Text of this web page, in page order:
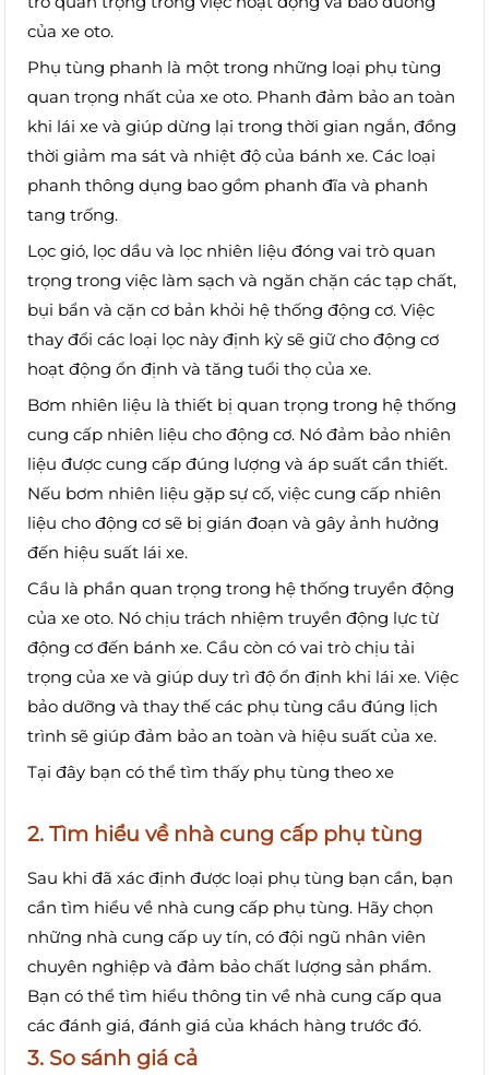
của xe oto.
Phụ tùng phanh là một trong những loại phụ tùng
quan trọng nhất của xe oto. Phanh đảm bảo an toàn
khi lái xe và giúp dừng lại trong thời gian ngắn, đồng
thời giảm ma sát và nhiệt độ của bánh xe. Các loại
phanh thông dụng bao gồm phanh đĩa và phanh
tang trống.
Lọc gió, lọc dầu và lọc nhiên liệu đóng vai trò quan
trọng trong việc làm sạch và ngăn chặn các tạp chất,
bụi bẩn và cặn cơ bản khỏi hệ thống động cơ. Việc
thay đổi các loại lọc này định kỳ sẽ giữ cho động cơ
hoạt động ổn định và tăng tuổi thọ của xe.
Bơm nhiên liệu là thiết bị quan trọng trong hệ thống
cung cấp nhiên liệu cho động cơ. Nó đảm bảo nhiên
liệu được cung cấp đúng lượng và áp suất cần thiết.
Nếu bơm nhiên liệu gặp sự cố, việc cung cấp nhiên
liệu cho động cơ sẽ bị gián đoạn và gây ảnh hưởng
đến hiệu suất lái xe.
Cầu là phần quan trọng trong hệ thống truyền động
của xe oto. Nó chịu trách nhiệm truyền động lực từ
động cơ đến bánh xe. Cầu còn có vai trò chịu tải
trọng của xe và giúp duy trì độ ổn định khi lái xe. Việc
bảo dưỡng và thay thế các phụ tùng cầu đúng lịch
trình sẽ giúp đảm bảo an toàn và hiệu suất của xe.
Tại đây bạn có thể tìm thấy phụ tùng theo xe
2. Tìm hiểu về nhà cung cấp phụ tùng
Sau khi đã xác định được loại phụ tùng bạn cần, bạn
cần tìm hiểu về nhà cung cấp phụ tùng. Hãy chọn
những nhà cung cấp uy tín, có đội ngũ nhân viên
chuyên nghiệp và đảm bảo chất lượng sản phẩm.
Bạn có thể tìm hiểu thông tin về nhà cung cấp qua
các đánh giá, đánh giá của khách hàng trước đó.
3. So sánh giá cả